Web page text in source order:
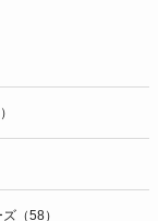
（58）